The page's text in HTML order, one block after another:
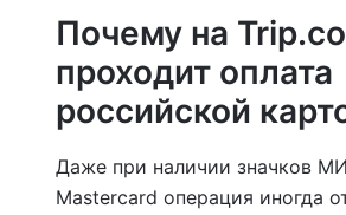
Почему на
проходит оплата
российской
Даже при наличии значков
Mastercard операция иногда